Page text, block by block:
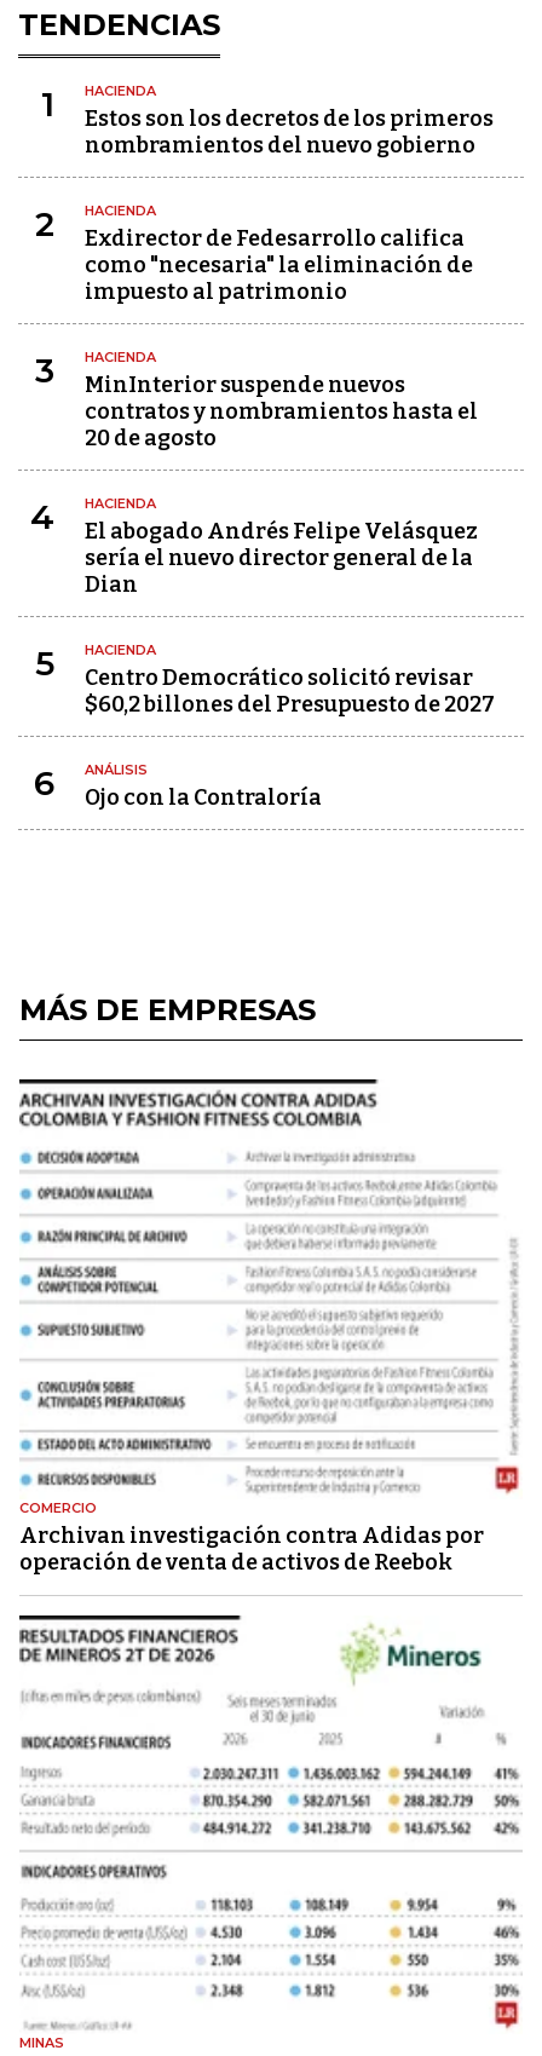
TENDENCIAS
1 HACIENDA
Estos son los decretos de los primeros
nombramientos del nuevo gobierno
2 HACIENDA
Exdirector de Fedesarrollo califica
como "necesaria" la eliminación de
impuesto al patrimonio
3 HACIENDA
MinInterior suspende nuevos
contratos y nombramientos hasta el
20 de agosto
4 HACIENDA
El abogado Andrés Felipe Velásquez
sería el nuevo director general de la
Dian
5 HACIENDA
Centro Democrático solicitó revisar
$60,2 billones del Presupuesto de 2027
6 ANÁLISIS
Ojo con la Contraloría
MÁS DE EMPRESAS
COMERCIO
Archivan investigación contra Adidas por
operación de venta de activos de Reebok
MINAS